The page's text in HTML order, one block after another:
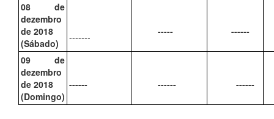
08 de
dezembro
de 2018
(Sábado)
------- ----- ------
09 de
dezembro
de 2018
(Domingo)
------ ------ ------